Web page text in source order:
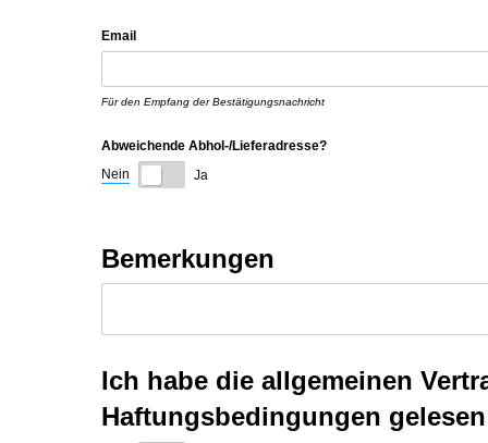
Email
Für den Empfang der Bestätigungsnachricht
Abweichende Abhol-/​Lieferadresse?
Nein
Ja
Bemerkungen
Ich habe die allgemeinen
Haftungsbedingungen